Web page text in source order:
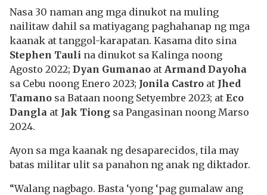
Nasa 30 naman ang mga dinukot na muling
nailitaw dahil sa matiyagang paghahanap ng mga
kaanak at tanggol-karapatan. Kasama dito sina
Stephen Tauli na dinukot sa Kalinga noong
Agosto 2022; Dyan Gumanao at Armand Dayoha
sa Cebu noong Enero 2023; Jonila Castro at Jhed
Tamano sa Bataan noong Setyembre 2023; at Eco
Dangla at Jak Tiong sa Pangasinan noong Marso
2024.
Ayon sa mga kaanak ng desaparecidos, tila may
batas militar ulit sa panahon ng anak ng diktador.
“Walang nagbago. Basta ‘yong ‘pag gumalaw ang